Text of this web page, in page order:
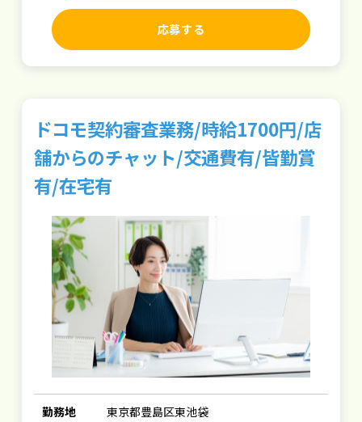
応募する
ドコモ契約審査業務/時給1700円/店
舗からのチャット/交通費有/皆勤賞
有/在宅有
勤務地 東京都豊島区東池袋